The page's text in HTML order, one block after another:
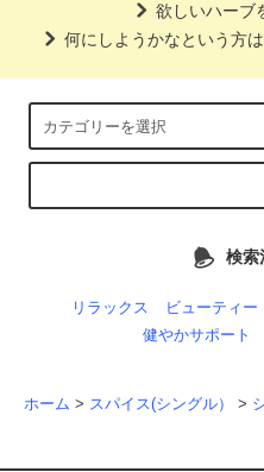
欲しいハーブ
何にしようかなという方
検索
リラックス ビューティー
健やかサポート
ホーム > スパイス(シングル） >